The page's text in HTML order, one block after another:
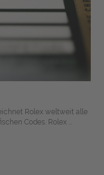
Rolex weltweit alle
Codes. Rolex ...